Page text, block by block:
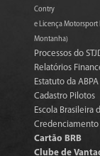
Contry
e Licença Motorsport
Montanha)
Processos do
Relatórios
Estatuto da ABPA
Cadastro Pilotos
Escola Brasileira
Cartão BRB
Clube de